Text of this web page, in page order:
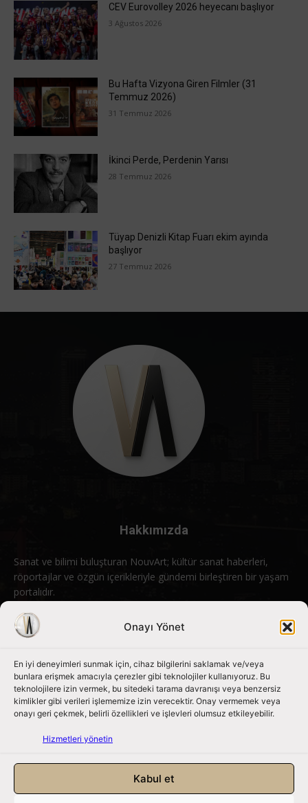
Onayı Yönet
En iyi deneyimleri sunmak için, cihaz bilgilerini saklamak ve/veya
bunlara erişmek amacıyla çerezler gibi teknolojiler kullanıyoruz. Bu
teknolojilere izin vermek, bu sitedeki tarama davranışı veya benzersiz
kimlikler gibi verileri işlememize izin verecektir. Onay vermemek veya
onayı geri çekmek, belirli özellikleri ve işlevleri olumsuz etkileyebilir.
Hizmetleri yönetin
Kabul et
CEV Eurovolley 2026 heyecanı başlıyor
3 Ağustos 2026
Bu Hafta Vizyona Giren Filmler (31
Temmuz 2026)
31 Temmuz 2026
İkinci Perde, Perdenin Yarısı
28 Temmuz 2026
Tüyap Denizli Kitap Fuarı ekim ayında
başlıyor
27 Temmuz 2026
Hakkımızda
Sanat ve bilimi buluşturan NouvArt; kültür sanat haberleri,
röportajlar ve özgün içerikleriyle gündemi birleştiren bir yaşam
portalıdır.
Bizimle iletişime geçin: info@nouvart.net
Bizi Takip Edin